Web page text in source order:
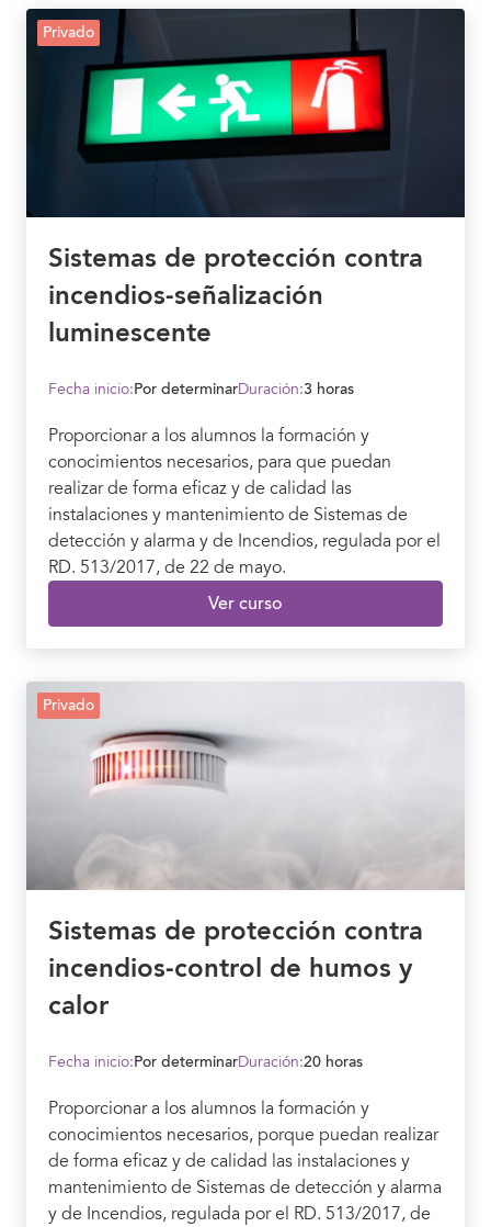
Privado
Sistemas de protección contra
incendios-señalización
luminescente
Fecha inicio:Por determinarDuración:3 horas
Proporcionar a los alumnos la formación y
conocimientos necesarios, para que puedan
realizar de forma eficaz y de calidad las
instalaciones y mantenimiento de Sistemas de
detección y alarma y de Incendios, regulada por el
RD. 513/2017, de 22 de mayo.
Ver curso
Privado
Sistemas de protección contra
incendios-control de humos y
calor
Fecha inicio:Por determinarDuración:20 horas
Proporcionar a los alumnos la formación y
conocimientos necesarios, porque puedan realizar
de forma eficaz y de calidad las instalaciones y
mantenimiento de Sistemas de detección y alarma
y de Incendios, regulada por el RD. 513/2017, de